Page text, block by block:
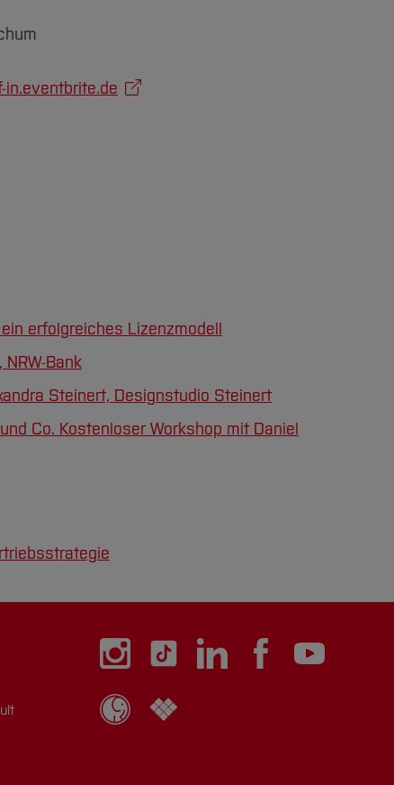
erfolgreiches Lizenzmodell
Bank
Steinert, Designstudio Steinert
Co. Kostenloser Workshop mit Daniel